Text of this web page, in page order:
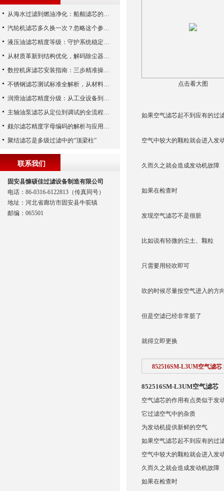
点击看大图
如果空气滤芯起不到应有的过
空气中较大的颗粒就会进入发
久而久之就会造成发动机故障
如果在检查时
发现空气滤芯不是很脏
比如说有轻微的尘土、颗粒
只需要用轻吹即可
吹的时候尽量按空气进入的方
但是空滤已经非常脏了
就得立即更换
852516SM-L3UM空气滤芯
852516SM-L3UM空气滤芯
空气滤芯的作用有点类似于发
它过滤空气中的杂质
为发动机提供新鲜的空气
如果空气滤芯起不到应有的过
空气中较大的颗粒就会进入发
久而久之就会造成发动机故障
如果在检查时
从海水过滤到燃油净化：船舶滤芯的多场景应用解析
汽轮机滤芯多久换一次？忽略这个参数，机组非停损失可能上百万！
液压油滤芯精度等级：守护系统稳定与寿命的“微米标尺”
从材质革新到结构优化，解码除尘器滤芯性能跃升的核心逻辑
数控机床滤芯安装指南：三步精准操作，杜绝设备“亚健康”
不锈钢滤芯测试标准全解析，从材料性能到应用场景的严苛验证
润滑油滤芯精度分级：从工业设备到精密系统的过滤密码
主轴油泵滤芯从定位到调试的全流程解析
颇尔滤芯精度字母编码的解析与应用指南
聚结滤芯是多级过滤中的“顶梁柱”
联系我们
固安县慷硕佳过滤设备制造有限公司
电话：86-0316-6122813（传真同号）
地址：河北省廊坊市固安县牛驼镇
邮编：065501